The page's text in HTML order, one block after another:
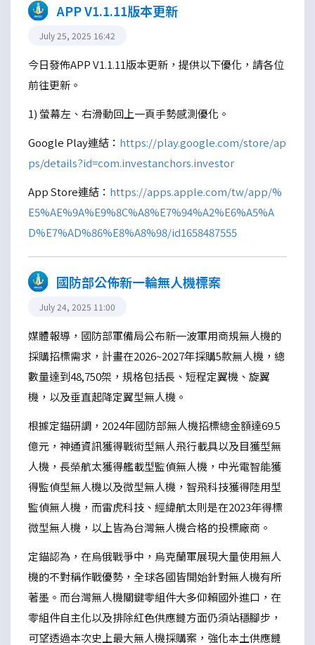
APP V1.1.11版本更新
July 25, 2025 16:42
今日發佈APP V1.1.11版本更新，提供以下優化，請各位
前往更新。
1) 螢幕左、右滑動回上一頁手勢感測優化。
Google Play連結： https://play.google.com/store/ap
ps/details?id=com.investanchors.investor
App Store連結： https://apps.apple.com/tw/app/%
E5%AE%9A%E9%8C%A8%E7%94%A2%E6%A5%A
D%E7%AD%86%E8%A8%98/id1658487555
國防部公佈新一輪無人機標案
July 24, 2025 11:00
媒體報導，國防部軍備局公布新一波軍用商規無人機的
採購招標需求，計畫在2026~2027年採購5款無人機，總
數量達到48,750架，規格包括長、短程定翼機、旋翼
機，以及垂直起降定翼型無人機。
根據定錨研調，2024年國防部無人機招標總金額達69.5
億元，神通資訊獲得戰術型無人飛行載具以及目獲型無
人機，長榮航太獲得艦載型監偵無人機，中光電智能獲
得監偵型無人機以及微型無人機，智飛科技獲得陸用型
監偵無人機，而雷虎科技、經緯航太則是在2023年得標
微型無人機，以上皆為台灣無人機合格的投標廠商。
定錨認為，在烏俄戰爭中，烏克蘭軍展現大量使用無人
機的不對稱作戰優勢，全球各國皆開始針對無人機有所
著墨。而台灣無人機關鍵零組件大多仰賴國外進口，在
零組件自主化以及排除紅色供應鏈方面仍須站穩腳步，
可望透過本次史上最大無人機採購案，強化本土供應鏈